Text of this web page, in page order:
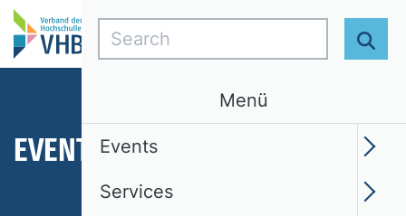
EVENTS
Search
Menü
Events
Services